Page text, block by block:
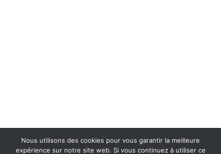
Nous utilisons des cookies pour vous garantir la meilleure
expérience sur notre site web. Si vous continuez à utiliser ce